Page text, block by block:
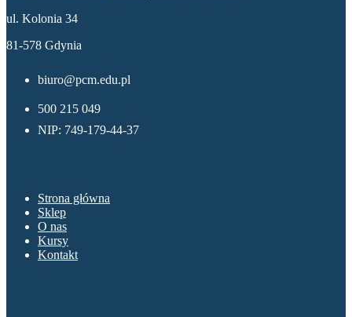
ul. Kolonia 34
81-578 Gdynia
biuro@pcm.edu.pl
500 215 049
NIP: 749-179-44-37
Strona główna
Sklep
O nas
Kursy
Kontakt